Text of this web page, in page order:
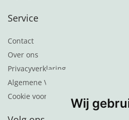
Wij
Service
Contact
Over ons
Privacyverklaring
Algemene Voorwaarden
Cookie voorkeuren